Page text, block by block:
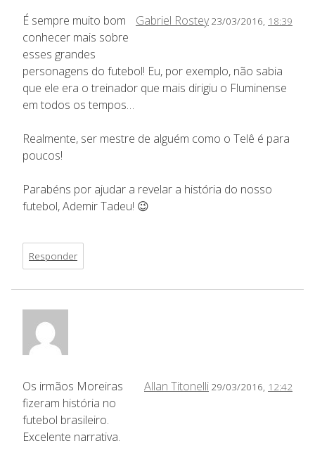
Gabriel Rostey 23/03/2016, 18:39
É sempre muito bom
conhecer mais sobre
esses grandes
personagens do futebol! Eu, por exemplo, não sabia
que ele era o treinador que mais dirigiu o Fluminense
em todos os tempos…
Realmente, ser mestre de alguém como o Telê é para
poucos!
Parabéns por ajudar a revelar a história do nosso
futebol, Ademir Tadeu! 😉
Responder
Allan Titonelli 29/03/2016, 12:42
Os irmãos Moreiras
fizeram história no
futebol brasileiro.
Excelente narrativa.